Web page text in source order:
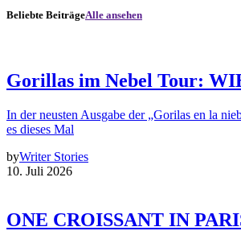
Beliebte BeiträgeAlle ansehen
Gorillas im Nebel Tour:
In der neusten Ausgabe der „Gorilas en la
es dieses Mal
byWriter Stories
10. Juli 2026
ONE CROISSANT IN